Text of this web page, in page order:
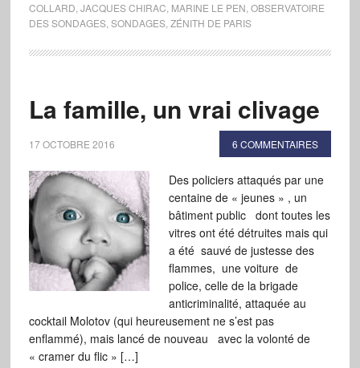
COLLARD JACQUES CHIRAC MARINE LE PEN OBSERVATOIRE
DES SONDAGES, SONDAGES, ZÉNITH DE PARIS
La famille, un vrai clivage
17 OCTOBRE 2016 6 COMMENTAIRES
Des policiers attaqués par une
centaine de « jeunes » , un
bâtiment public dont toutes les
vitres ont été détruites mais qui
a été sauvé de justesse des
flammes, une voiture de
police, celle de la brigade
anticriminalité, attaquée au
cocktail Molotov (qui heureusement ne s’est pas
enflammé), mais lancé de nouveau avec la volonté de
« cramer du flic » […]